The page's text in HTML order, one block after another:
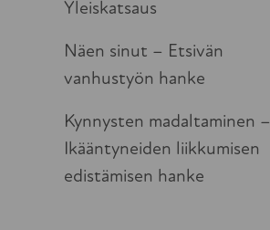
Yleiskatsaus
Näen sinut – Etsivän
vanhustyön hanke
Kynnysten madaltaminen –
Ikääntyneiden liikkumisen
edistämisen hanke